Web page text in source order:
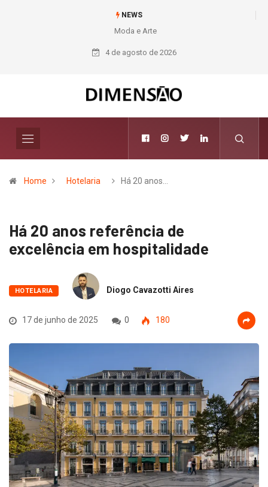
NEWS
Moda e Arte
4 de agosto de 2026
Home Hotelaria Há 20 anos…
Há 20 anos referência de
excelência em hospitalidade
HOTELARIA Diogo Cavazotti Aires
17 de junho de 2025 0 180